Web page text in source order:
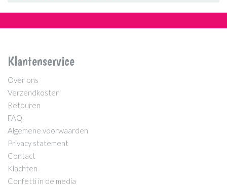
Klantenservice
Over ons
Verzendkosten
Retouren
FAQ
Algemene voorwaarden
Privacy statement
Contact
Klachten
Confetti in de media